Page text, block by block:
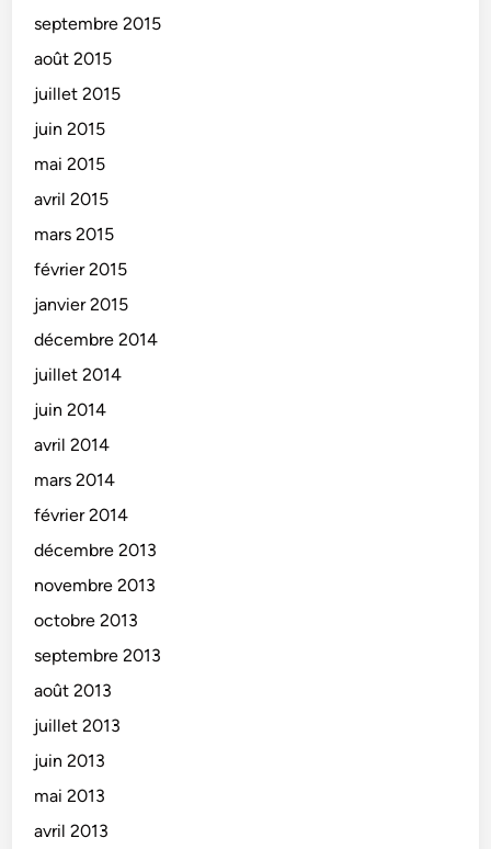
septembre 2015
août 2015
juillet 2015
juin 2015
mai 2015
avril 2015
mars 2015
février 2015
janvier 2015
décembre 2014
juillet 2014
juin 2014
avril 2014
mars 2014
février 2014
décembre 2013
novembre 2013
octobre 2013
septembre 2013
août 2013
juillet 2013
juin 2013
mai 2013
avril 2013